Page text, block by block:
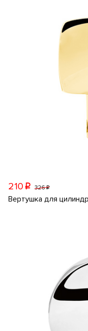
210 p 326p
Вертушка для